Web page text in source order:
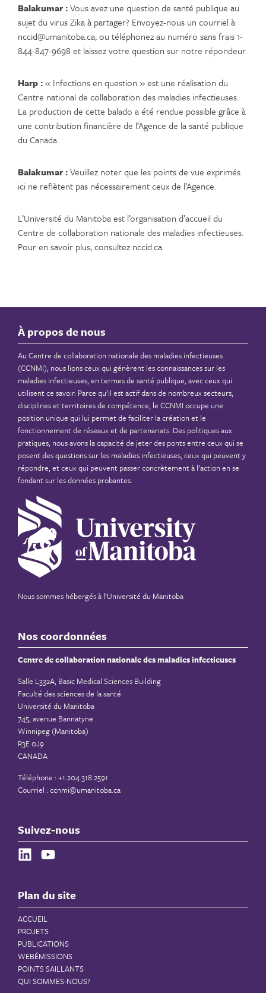
Balakumar :Vous avez une question de santé publique au
sujet du virus Zika à partager? Envoyez-nous un courriel à
nccid@umanitoba.ca, ou téléphonez au numéro sans frais 1-
844-847-9698 et laissez votre question sur notre répondeur.
Harp :« Infections en question » est une réalisation du
Centre national de collaboration des maladies infectieuses.
La production de cette balado a été rendue possible grâce à
une contribution financière de l’Agence de la santé publique
du Canada.
Balakumar :Veuillez noter que les points de vue exprimés
ici ne reflètent pas nécessairement ceux de l’Agence.
L’Université du Manitoba est l’organisation d’accueil du
Centre de collaboration nationale des maladies infectieuses.
Pour en savoir plus, consultez nccid.ca.
À propos de nous
Au Centre de collaboration nationale des maladies infectieuses
(CCNMI), nous lions ceux qui génèrent les connaissances sur les
maladies infectieuses, en termes de santé publique, avec ceux qui
utilisent ce savoir. Parce qu’il est actif dans de nombreux secteurs,
disciplines et territoires de compétence, le CCNMI occupe une
position unique qui lui permet de faciliter la création et le
fonctionnement de réseaux et de partenariats. Des politiques aux
pratiques, nous avons la capacité de jeter des ponts entre ceux qui se
posent des questions sur les maladies infectieuses, ceux qui peuvent y
répondre, et ceux qui peuvent passer concrètement à l’action en se
fondant sur les données probantes.
Nous sommes hébergés à l’Université du Manitoba
Nos coordonnées
Centre de collaboration nationale des maladies infectieuses
Salle L332A, Basic Medical Sciences Building
Faculté des sciences de la santé
Université du Manitoba
745, avenue Bannatyne
Winnipeg (Manitoba)
R3E 0J9
CANADA
Téléphone : +1.204.318.2591
Courriel : ccnmi@umanitoba.ca
Suivez-nous
Plan du site
ACCUEIL
PROJETS
PUBLICATIONS
WEBÉMISSIONS
POINTS SAILLANTS
QUI SOMMES-NOUS?